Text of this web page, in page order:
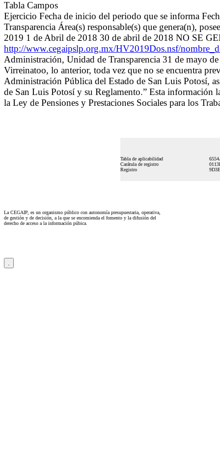
Tabla Campos
Ejercicio Fecha de inicio del periodo que se informa
Transparencia Área(s) responsable(s) que genera(n),
2019 1 de Abril de 2018 30 de abril de 2018 NO SE
http://www.cegaipslp.org.mx/HV2019Dos.nsf/
Administración, Unidad de Transparencia 31 de mayo
Virreinatoo, lo anterior, toda vez que no se encuentra
Administración Pública del Estado de San Luis Potosí,
de San Luis Potosí y su Reglamento.” Esta información
la Ley de Pensiones y Prestaciones Sociales para los
Tabla de aplicabilidad
Carátula de registro
Registro
La CEGAIP, es un organismo público con autonomía presupuestaria, operativa,
de gestión y de decisión, a la que se encomienda el fomento y la difusión del
derecho de acceso a la información púbica.